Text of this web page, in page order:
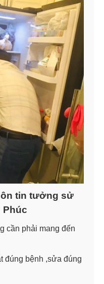
tin tưởng sử
Phúc
cần phải mang đến
đúng bệnh ,sửa đúng